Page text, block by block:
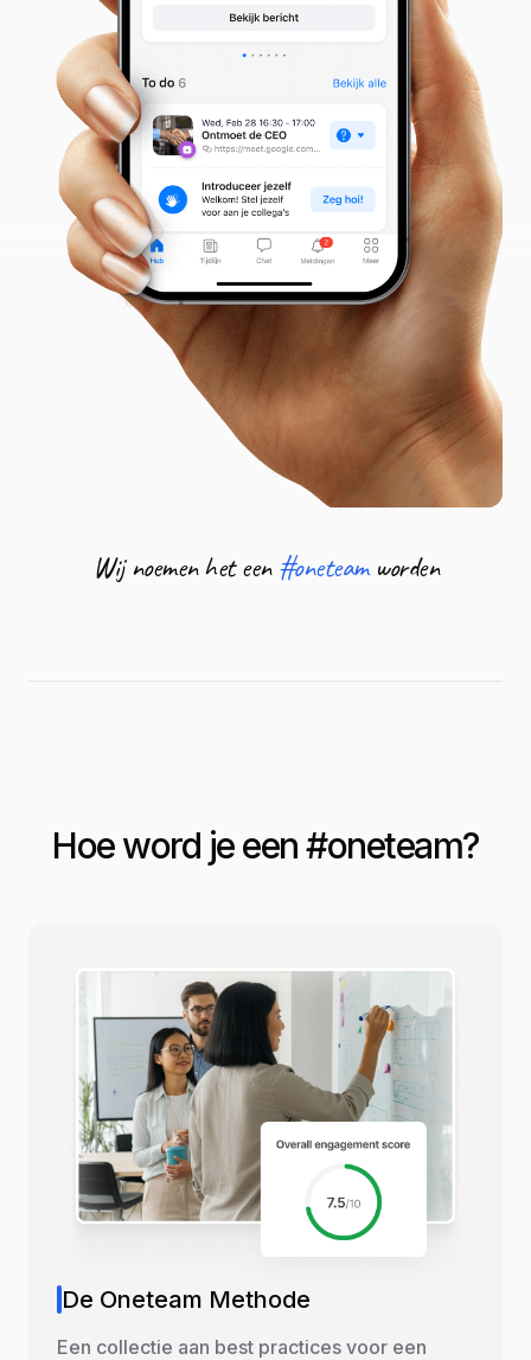
Wij noemen het een #oneteam worden
Hoe word je een #oneteam?
De Oneteam Methode
Een collectie aan best practices voor een